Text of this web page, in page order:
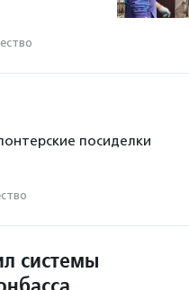
посиделки
системы